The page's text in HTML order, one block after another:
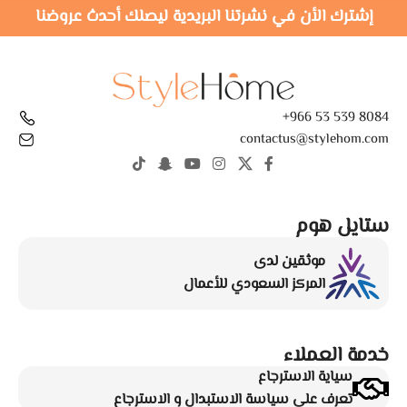
إشترك الأن في نشرتنا البريدية ليصلك أحدث عروضنا
ستايل هوم
موثقين لدى
المركز السعودي للأعمال
خدمة العملاء
سياية الاسترجاع
تعرف علي سياسة الاستبدال و الاسترجاع
8084 539 53 966+
contactus@stylehom.com